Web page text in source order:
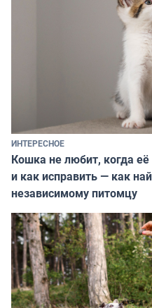
ИНТЕРЕСНОЕ
Кошка не любит, когда
и как исправить — как
независимому питомцу